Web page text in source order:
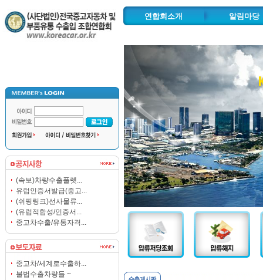
연합회소개
추진사업
조직도
협력기관
찾아오시는길
자동차수출물류단지
알림마당
보도자료
시도조합안
(속보)차량수출풀렛...
유럽인증서발급(중고...
(쉬핑링크)선사물류...
(유럽적합성/인증서...
중고차수출/유통자격...
중고차/세계로수출하...
불법수출차량들 ~